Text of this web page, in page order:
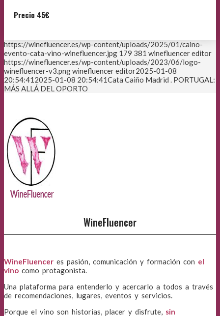
Precio 45€
https://winefluencer.es/wp-content/uploads/2025/01/caino-
evento-cata-vino-winefluencer.jpg 179 381 winefluencer editor
https://winefluencer.es/wp-content/uploads/2023/06/logo-
winefluencer-v3.pngwinefluencer editor2025-01-08
20:54:412025-01-08 20:54:41Cata Caiño Madrid . PORTUGAL:
MÁS ALLÁ DEL OPORTO
WineFluencer
WineFluencer es pasión, comunicación y formación con el
vino como protagonista.
Una plataforma para entenderlo y acercarlo a todos a través
de recomendaciones, lugares, eventos y servicios.
Porque el vino son historias, placer y disfrute, sin